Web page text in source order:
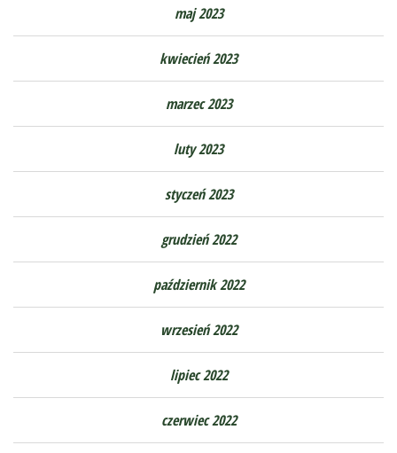
maj 2023
kwiecień 2023
marzec 2023
luty 2023
styczeń 2023
grudzień 2022
październik 2022
wrzesień 2022
lipiec 2022
czerwiec 2022